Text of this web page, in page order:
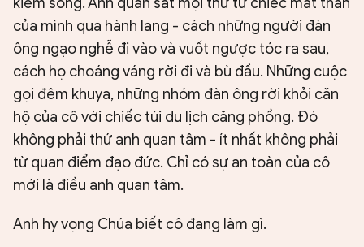
của mình qua hành lang - cách những người đàn
ông ngạo nghễ đi vào và vuốt ngược tóc ra sau,
cách họ choáng váng rời đi và bù đầu. Những cuộc
gọi đêm khuya, những nhóm đàn ông rời khỏi căn
hộ của cô với chiếc túi du lịch căng phồng. Đó
không phải thứ anh quan tâm - ít nhất không phải
từ quan điểm đạo đức. Chỉ có sự an toàn của cô
mới là điều anh quan tâm.
Anh hy vọng Chúa biết cô đang làm gì.